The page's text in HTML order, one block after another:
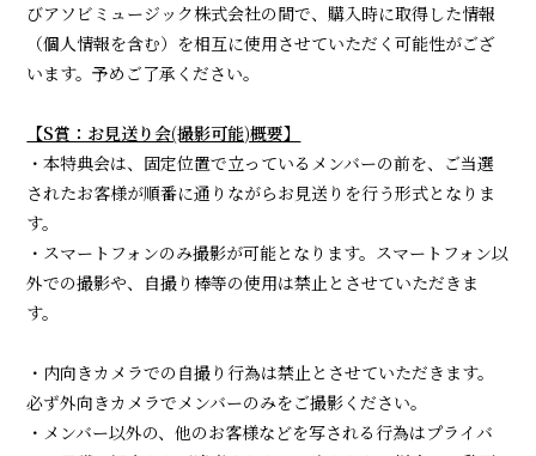
びアソビミュージック株式会社の間で、購入時に取得した情報
（個人情報を含む）を相互に使用させていただく可能性がござ
います。予めご了承ください。
【S賞：お見送り会(撮影可能)概要】
・本特典会は、固定位置で立っているメンバーの前を、ご当選
されたお客様が順番に通りながらお見送りを行う形式となりま
す。
・スマートフォンのみ撮影が可能となります。スマートフォン以
外での撮影や、自撮り棒等の使用は禁止とさせていただきま
す。
・内向きカメラでの自撮り行為は禁止とさせていただきます。
必ず外向きカメラでメンバーのみをご撮影ください。
・メンバー以外の、他のお客様などを写される行為はプライバ